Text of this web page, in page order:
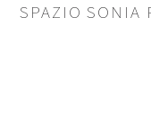
SPAZIO SONIA